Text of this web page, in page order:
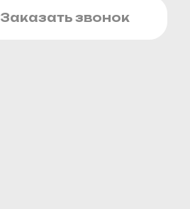
Заказать звонок